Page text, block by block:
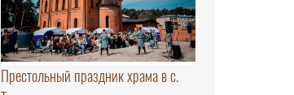
Престольный праздник храма в с.